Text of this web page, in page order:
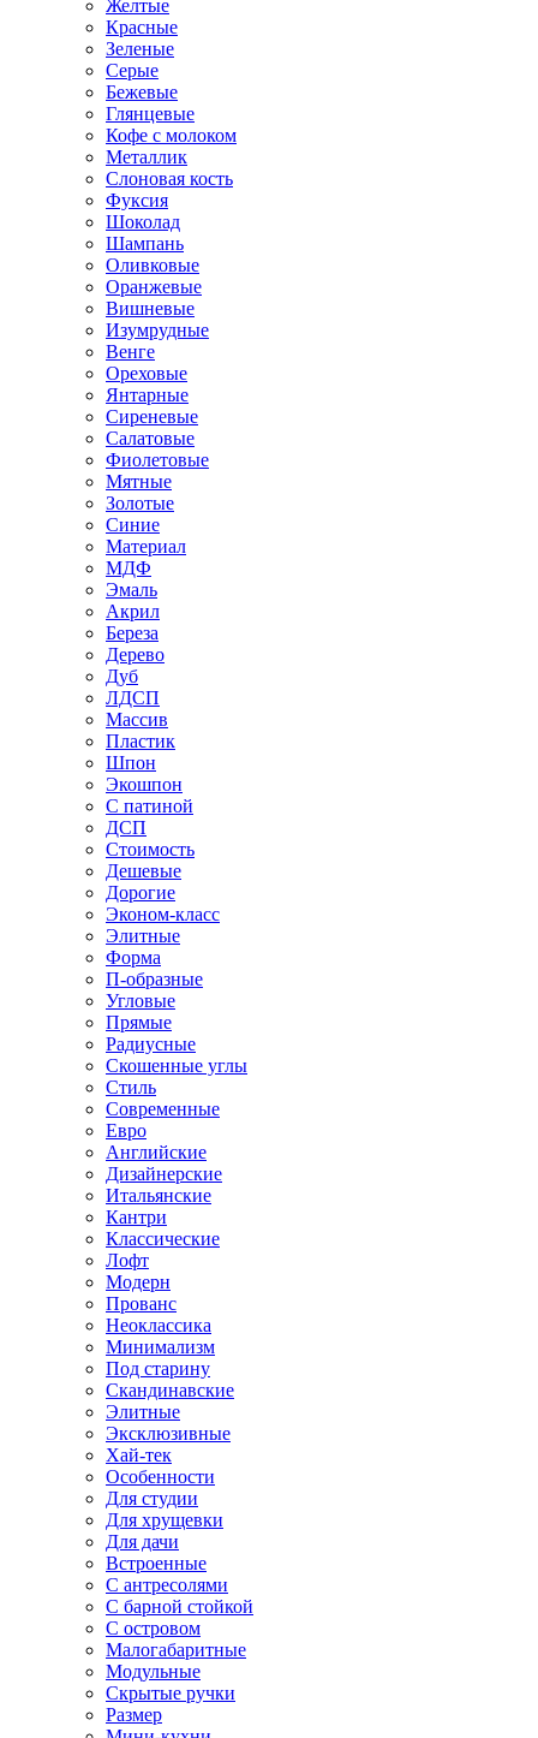
Желтые
Красные
Зеленые
Серые
Бежевые
Глянцевые
Кофе с молоком
Металлик
Слоновая кость
Фуксия
Шоколад
Шампань
Оливковые
Оранжевые
Вишневые
Изумрудные
Венге
Ореховые
Янтарные
Сиреневые
Салатовые
Фиолетовые
Мятные
Золотые
Синие
Материал
МДФ
Эмаль
Акрил
Береза
Дерево
Дуб
ЛДСП
Массив
Пластик
Шпон
Экошпон
С патиной
ДСП
Стоимость
Дешевые
Дорогие
Эконом-класс
Элитные
Форма
П-образные
Угловые
Прямые
Радиусные
Скошенные углы
Стиль
Современные
Евро
Английские
Дизайнерские
Итальянские
Кантри
Классические
Лофт
Модерн
Прованс
Неоклассика
Минимализм
Под старину
Скандинавские
Элитные
Эксклюзивные
Хай-тек
Особенности
Для студии
Для хрущевки
Для дачи
Встроенные
С антресолями
С барной стойкой
С островом
Малогабаритные
Модульные
Скрытые ручки
Размер